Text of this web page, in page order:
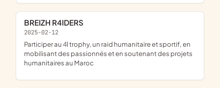
BREIZH R4IDERS
2025-02-12
participer au 4l trophy, un raid humanitaire et sportif, en
mobilisant des passionnés et en soutenant des projets
humanitaires au Maroc